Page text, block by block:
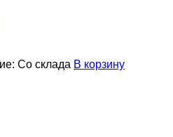
Со склада В корзину